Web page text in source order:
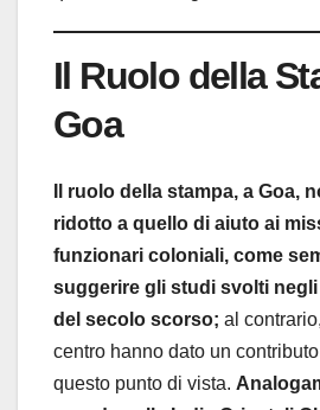
Il Ruolo della
Goa
Il ruolo della stampa, a Goa,
ridotto a quello di aiuto ai
funzionari coloniali, come
suggerire gli studi svolti
del secolo scorso; al
centro hanno dato un
questo punto di vista.